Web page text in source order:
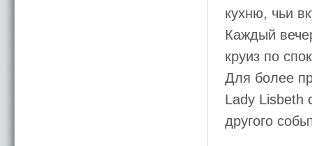
кухню, чьи
Каждый
круиз по
Для более
Lady Lisbeth
другого